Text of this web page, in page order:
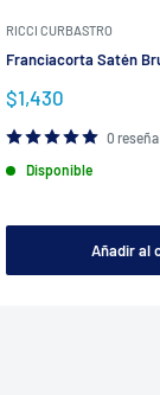
RICCI CURBASTRO
Franciacorta Satén
Precio
venta
$1,430
0 reseña
Disponible
Añadir al